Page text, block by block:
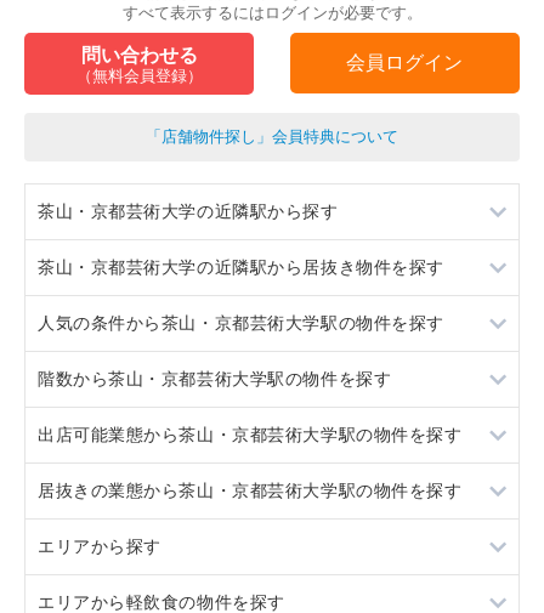
すべて表示するにはログインが必要です。
問い合わせる
（無料会員登録）
会員ログイン
「店舗物件探し」会員特典について
茶山・京都芸術大学の近隣駅から探す
一乗寺
元田中
修学院
出町柳
茶山・京都芸術大学の近隣駅から居抜き物件を探す
一乗寺
元田中
修学院
出町柳
人気の条件から茶山・京都芸術大学駅の物件を探す
居抜き
スケルトン
駐車場あり
20坪以下
賃料20万円以下
階数から茶山・京都芸術大学駅の物件を探す
1階
出店可能業態から茶山・京都芸術大学駅の物件を探す
重飲食
軽飲食
その他サービス・その他
居抜きの業態から茶山・京都芸術大学駅の物件を探す
鉄板焼き・お好み焼
エリアから探す
大阪
エリアから軽飲食の物件を探す